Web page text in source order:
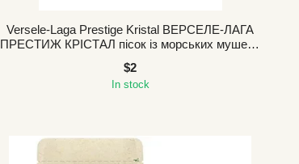
Versele-Laga Prestige Kristal ВЕРСЕЛЕ-ЛАГА
ПРЕСТИЖ КРІСТАЛ пісок із морських мушель
$2
In stock